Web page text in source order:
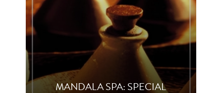
MANDALA SPA: SPECIAL